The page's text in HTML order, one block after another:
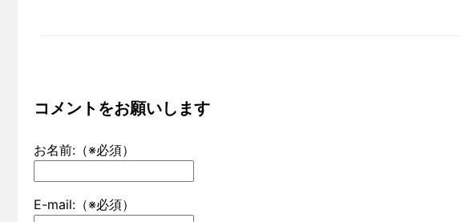
コメントをお願いします
お名前:（※必須）
E-mail:（※必須）